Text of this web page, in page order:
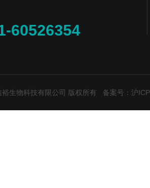
60526354
生物科技有限公司 版权所有 备案号：沪